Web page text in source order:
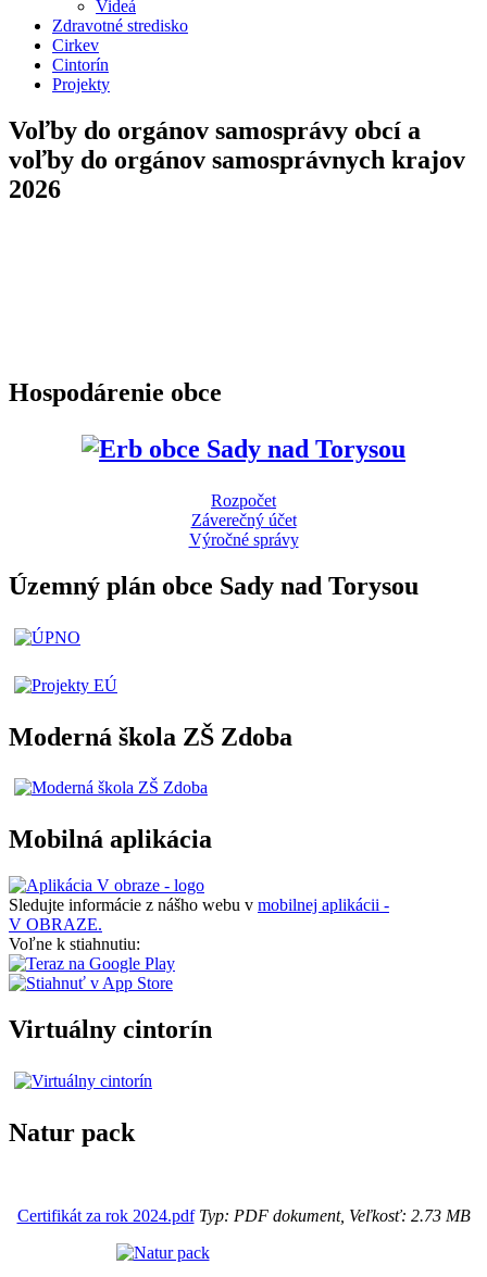
Videá
Zdravotné stredisko
Cirkev
Cintorín
Projekty
Voľby do orgánov samosprávy obcí a
voľby do orgánov samosprávnych krajov
2026
Hospodárenie obce
Rozpočet
Záverečný účet
Výročné správy
Územný plán obce Sady nad Torysou
Moderná škola ZŠ Zdoba
Mobilná aplikácia
Sledujte informácie z nášho webu v mobilnej aplikácii -
V OBRAZE.
Voľne k stiahnutiu:
Virtuálny cintorín
Natur pack
Certifikát za rok 2024.pdfTyp: PDF dokument, Veľkosť: 2.73 MB